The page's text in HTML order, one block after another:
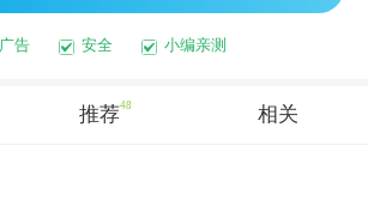
告 安全 小编亲测
推荐48 相关